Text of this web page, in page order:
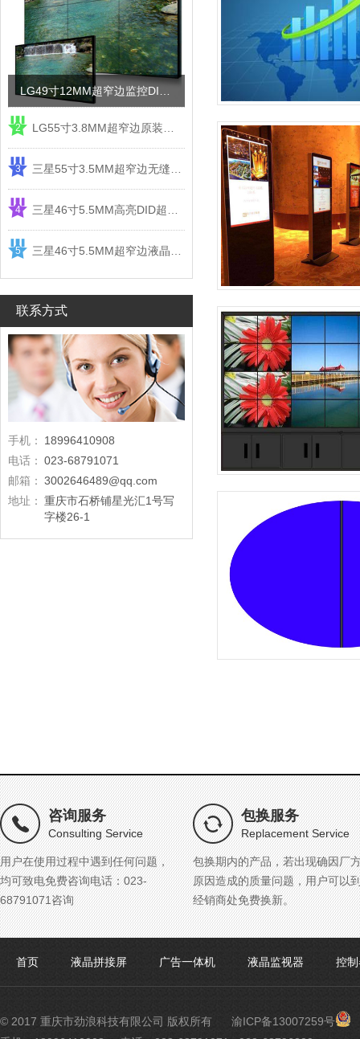
2
3
4
5
联系方式
手机：
18996410908
电话： 023-68791071
邮箱： 3002646489@qq.com
地址： 重庆市石桥铺星光汇1号写
字楼26-1
咨询服务
Consulting Service
用户在使用过程中遇到任何问题，
均可致电免费咨询电话：023-
68791071咨询
包换服务
Replacement Service
包换期内的产品，若出现确因厂
原因造成的质量问题，用户可以
经销商处免费换新。
首页 液晶拼接屏 广告一体机 液晶监视器 控
© 2017 重庆市劲浪科技有限公司 版权所有 渝ICP备13007259号 渝